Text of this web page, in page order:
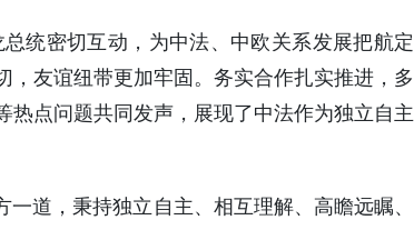
统密切互动，为中法、中欧关系发展把航定
友谊纽带更加牢固。务实合作扎实推进，多
点问题共同发声，展现了中法作为独立自主
道，秉持独立自主、相互理解、高瞻远瞩、